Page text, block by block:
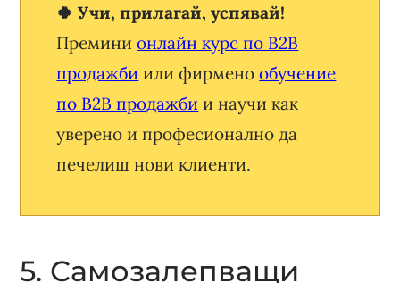
🍀 Учи, прилагай, успявай!
Преминионлайн курс по B2B
продажби или фирменообучение
по B2B продажби и научи как
уверено и професионално да
печелиш нови клиенти.
5. Самозалепващи